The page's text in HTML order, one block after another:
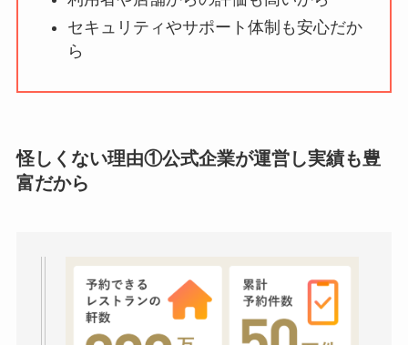
ミ・評価が正直ヤバ
【怪しい？】株式会
セキュリティやサポート体制も安心だか
ら
怪しくない理由①公式企業が運営し実績も豊
富だから